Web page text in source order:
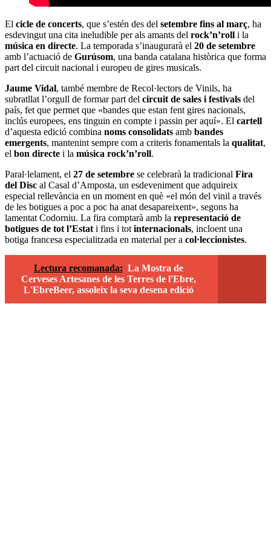
El cicle de concerts, que s’estén des del setembre fins al març, ha
esdevingut una cita ineludible per als amants del rock’n’roll i la
música en directe. La temporada s’inaugurarà el 20 de setembre
amb l’actuació de Gurúsom, una banda catalana històrica que forma
part del circuit nacional i europeu de gires musicals.
Jaume Vidal, també membre de Recol·lectors de Vinils, ha
subratllat l’orgull de formar part del circuit de sales i festivals del
país, fet que permet que «bandes que estan fent gires nacionals,
inclús europees, ens tinguin en compte i passin per aquí». El cartell
d’aquesta edició combina noms consolidats amb bandes
emergents, mantenint sempre com a criteris fonamentals la qualitat,
el bon directe i la música rock’n’roll.
Paral·lelament, el 27 de setembre se celebrarà la tradicional Fira
del Disc al Casal d’Amposta, un esdeveniment que adquireix
especial rellevància en un moment en què «el món del vinil a través
de les botigues a poc a poc ha anat desapareixent», segons ha
lamentat Codorniu. La fira comptarà amb la representació de
botigues de tot l’Estat i fins i tot internacionals, incloent una
botiga francesa especialitzada en material per a col·leccionistes.
Lectura recomanada: La Mostra de
Cerveses Artesanes de les Terres de l'Ebre,
L'EbreBeer, assoleix la seva desena edició